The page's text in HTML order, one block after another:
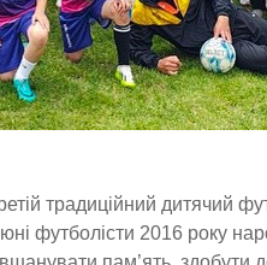
традиційний дитячий
юні футболісти 2016 року